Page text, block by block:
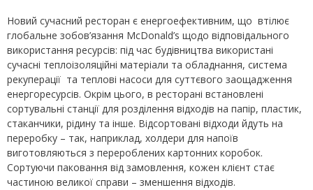
Новий сучасний ресторан є енергоефективним, що втілює
глобальне зобов’язання McDonald’s щодо відповідального
використання ресурсів: під час будівництва використані
сучасні теплоізоляційні матеріали та обладнання, система
рекуперації та теплові насоси для суттєвого заощадження
енергоресурсів. Окрім цього, в ресторані встановлені
сортувальні станції для розділення відходів на папір, пластик,
стаканчики, рідину та інше. Відсортовані відходи йдуть на
переробку – так, наприклад, холдери для напоїв
виготовляються з перероблених картонних коробок.
Сортуючи паковання від замовлення, кожен клієнт стає
частиною великої справи – зменшення відходів.